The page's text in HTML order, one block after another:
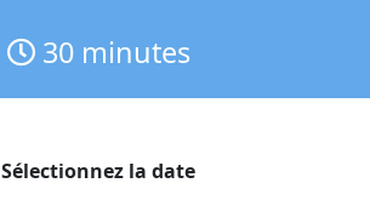
30minutes
Sélectionnez la date